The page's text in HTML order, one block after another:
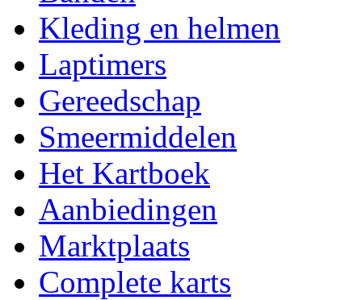
Kleding en helmen
Laptimers
Gereedschap
Smeermiddelen
Het Kartboek
Aanbiedingen
Marktplaats
Complete karts